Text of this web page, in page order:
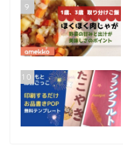
9
10